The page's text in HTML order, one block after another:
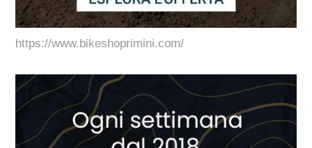
https://www.bikeshoprimini.com/